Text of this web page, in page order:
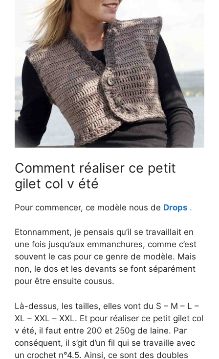
Comment réaliser ce petit
gilet col v été
Pour commencer, ce modèle nous de Drops .
Etonnamment, je pensais qu’il se travaillait en
une fois jusqu’aux emmanchures, comme c’est
souvent le cas pour ce genre de modèle. Mais
non, le dos et les devants se font séparément
pour être ensuite cousus.
Là-dessus, les tailles, elles vont du S – M – L –
XL – XXL – XXL. Et pour réaliser ce petit gilet col
v été, il faut entre 200 et 250g de laine. Par
conséquent, il s’git d’un fil qui se travaille avec
un crochet n°4.5. Ainsi, ce sont des doubles